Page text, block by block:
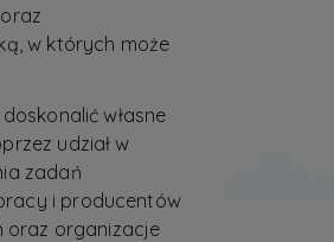
w których może
własne
udział w
zadań
i producentów
oraz organizacje